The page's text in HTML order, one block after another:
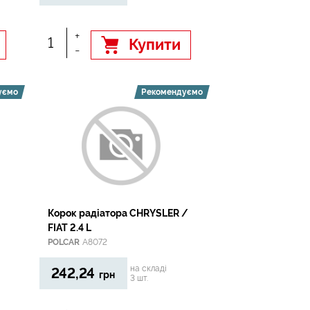
+
-
Купити
Рекомендуємо
Корок радiатора CHRYSLER /
FIAT 2.4 L
POLCAR A8072
242,24 грн
на складі
3 шт.